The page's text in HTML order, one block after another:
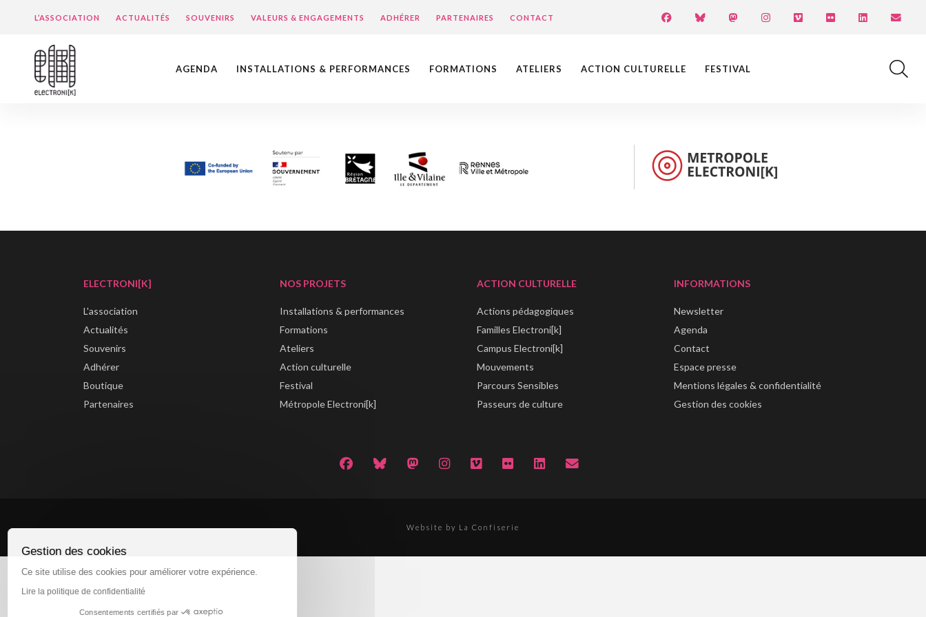
L’ASSOCIATION ACTUALITÉS SOUVENIRS VALEURS & ENGAGEMENTS ADHÉRER PARTENAIRES CONTACT
AGENDA INSTALLATIONS & PERFORMANCES FORMATIONS ATELIERS ACTION CULTURELLE FESTIVAL
ELECTRONI[K]
L'association
Actualités
Souvenirs
Adhérer
Boutique
Partenaires
NOS PROJETS
Installations & performances
Formations
Ateliers
Action culturelle
Festival
Métropole Electroni[k]
ACTION CULTURELLE
Actions pédagogiques
Familles Electroni[k]
Campus Electroni[k]
Mouvements
Parcours Sensibles
Passeurs de culture
INFORMATIONS
Newsletter
Agenda
Contact
Espace presse
Mentions légales & confidentialité
Gestion des cookies
Website by La Confiserie
Gestion des cookies
Ce site utilise des cookies pour améliorer votre expérience.
Lire la politique de confidentialité
Consentements certifiés par